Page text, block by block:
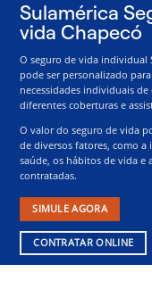
Sulamérica
vida Chapecó
O seguro de vida individual
pode ser personalizado
necessidades individuais de
diferentes coberturas e
O valor do seguro de vida
de diversos fatores, como a
saúde, os hábitos de vida e
contratadas.
SIMULE AGORA
CONTRATAR ONLINE